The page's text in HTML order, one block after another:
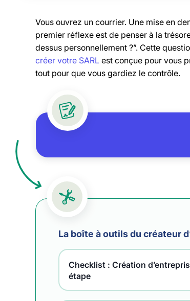
Vous ouvrez un courrier. Une mise en
premier réflexe est de penser à la
dessus personnellement ?”. Cette
créer votre SARL est conçue pour vous
tout pour que vous gardiez le contrôle.
La boîte à outils du créateur
Checklist : Création
étape